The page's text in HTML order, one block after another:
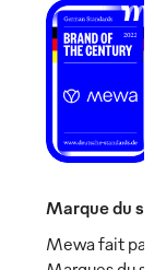
Marque du
Mewa fait